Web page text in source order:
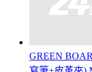
GREEN